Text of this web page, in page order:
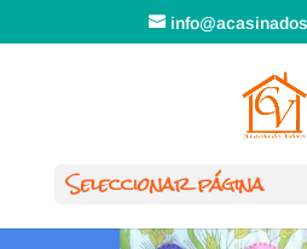
Seleccionar página